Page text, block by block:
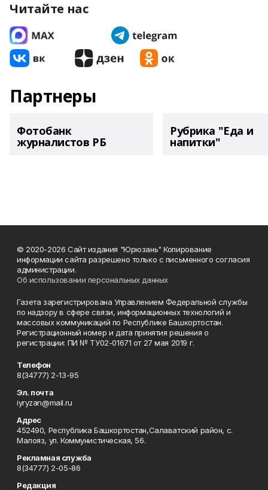
Читайте нас
Партнеры
Фотобанк
журналистов РБ
Рубрика "Еда и
напитки"
© 2020-2026 Сайт издания "Юрюзань" Копирование
информации сайта разрешено только с письменного согласия
администрации.
Об использовании персональных данных
Газета зарегистрирована Управлением Федеральной службы
по надзору в сфере связи, информационных технологий и
массовых коммуникаций по Республике Башкортостан.
Регистрационный номер и дата принятия решения о
регистрации: ПИ № ТУ02-01671 от 27 мая 2019 г.
Телефон
8(34777) 2-13-95
Эл. почта
iyryzan@mail.ru
Адрес
452490, Республика Башкортостан,Салаватский район, с.
Малояз, ул. Коммунистическая, 56.
Рекламная служба
8(34777) 2-05-86
Редакция